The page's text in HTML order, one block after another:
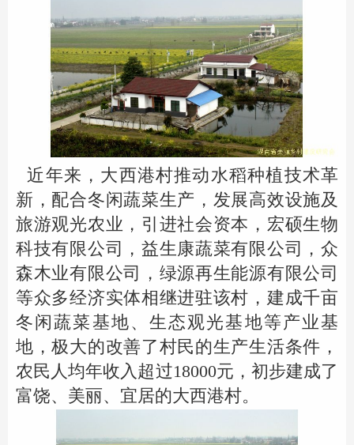
近年来，大西港村推动水稻种植技术革
新，配合冬闲蔬菜生产，发展高效设施及
旅游观光农业，引进社会资本，宏硕生物
科技有限公司，益生康蔬菜有限公司，众
森木业有限公司，绿源再生能源有限公司
等众多经济实体相继进驻该村，建成千亩
冬闲蔬菜基地、生态观光基地等产业基
地，极大的改善了村民的生产生活条件，
农民人均年收入超过18000元，初步建成了
富饶、美丽、宜居的大西港村。